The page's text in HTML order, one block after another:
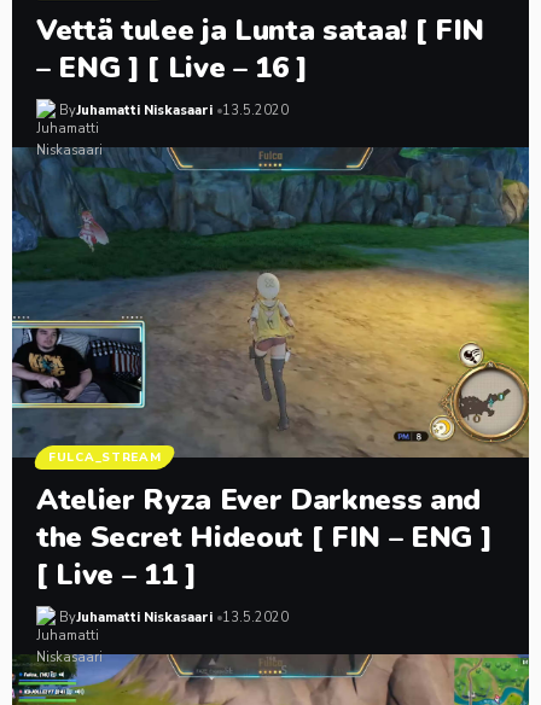
Vettä tulee ja Lunta sataa! [ FIN
– ENG ] [ Live – 16 ]
ByJuhamatti Niskasaari 13.5.2020
FULCA_STREAM
Atelier Ryza Ever Darkness and
the Secret Hideout [ FIN – ENG ]
[ Live – 11 ]
ByJuhamatti Niskasaari 13.5.2020